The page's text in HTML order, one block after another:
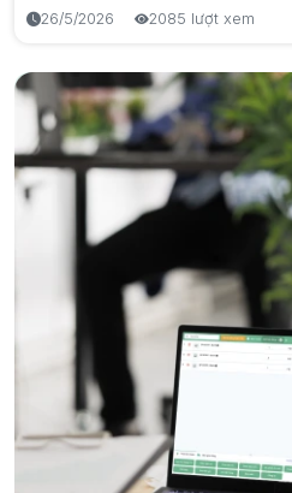
6/8/2026 13 lượt xem
26/5/2026 2085 lượt xem
thu
5/9/2025 1892 lượt xem
Tại sao bán hàng thủ công dễ
1816 lượt xem
Giải pháp cho hàng hoá thất
1704 lượt xem
Làm sao biết mỗi ngày lời hay
5/9/2025 1673 lượt xem
Hướng dẫn ghi sổ kế toán cho
tư 152/2025/TT-BTC